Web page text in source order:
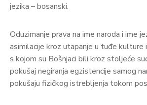
jezika – bosanski.
Oduzimanje prava na ime naroda i ime
asimilacije kroz utapanje u tuđe kulture
s kojom su Bošnjaci bili kroz stoljeće
pokušaj negiranja egzistencije samog
pokušaju fizičkog istrebljenja tokom